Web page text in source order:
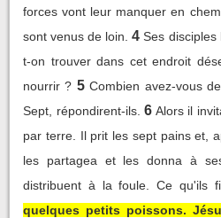
forces vont leur manquer en
sont venus de loin. 4 Ses
t-on trouver dans cet endroit
nourrir ? 5 Combien avez-vous
Sept, répondirent-ils. 6 Alors il
par terre. Il prit les sept pains et,
les partagea et les donna à
distribuent à la foule. Ce qu'ils
quelques petits poissons.